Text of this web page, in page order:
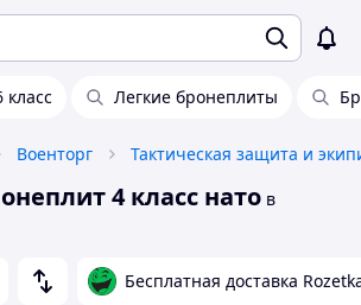
Легкие бронеплиты
Военторг Тактическая защита и
4 класс нато в
Бесплатная доставка